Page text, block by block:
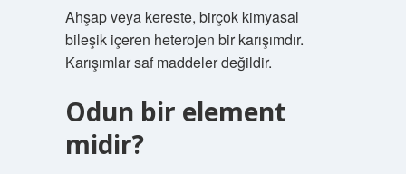
Ahşap veya kereste, birçok kimyasal
bileşik içeren heterojen bir karışımdır.
Karışımlar saf maddeler değildir.
Odun bir element
midir?